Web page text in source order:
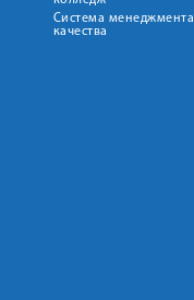
Система менеджмента
качества